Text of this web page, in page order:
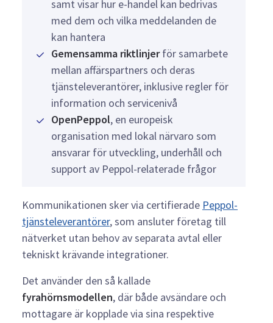
samt visar hur e-handel kan bedrivas
med dem och vilka meddelanden de
kan hantera
Gemensamma riktlinjerför samarbete
mellan affärspartners och deras
tjänsteleverantörer, inklusive regler för
information och servicenivå
OpenPeppol, en europeisk
organisation med lokal närvaro som
ansvarar för utveckling, underhåll och
support av Peppol-relaterade frågor
Kommunikationen sker via certifierade Peppol-
tjänsteleverantörer, som ansluter företag till
nätverket utan behov av separata avtal eller
tekniskt krävande integrationer.
Det använder den så kallade
fyrahörnsmodellen, där både avsändare och
mottagare är kopplade via sina respektive